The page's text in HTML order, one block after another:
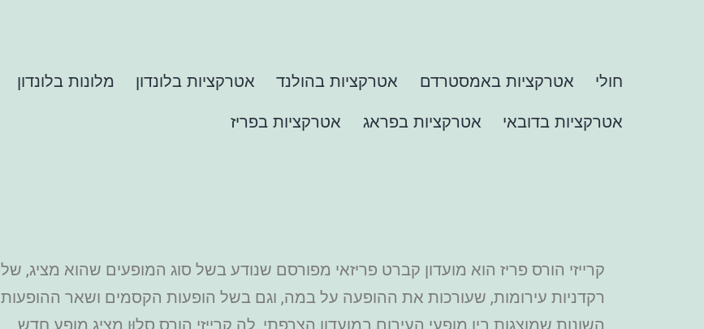
חולי אטרקציות באמסטרדם אטרקציות בהולנד אטרקציות בלונדון מלונות בלונדון
אטרקציות בדובאי אטרקציות בפראג אטרקציות בפריז
קרייזי הורס פריז הוא מועדון קברט פריזאי מפורסם שנודע בשל סוג המופעים שהוא מציג, של
רקדניות עירומות, שעורכות את ההופעה על במה, וגם בשל הופעות הקסמים ושאר ההופעות
השונות שמוצגות בין מופעי העירום במועדון הצרפתי. לה קרייזי הורס סלוּן מציג מופע חדש